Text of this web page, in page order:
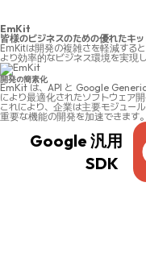
EmKit
皆様のビジネスのための優れたキッ
EmKitは開発の複雑さを軽減する
より効率的なビジネス環境を実現し
開発の簡素化
EmKit は、API と Google
により最適化されたソフトウェア開
これにより、企業は主要モジュー
重要な機能の開発を加速できます。
Google 汎用
SDK